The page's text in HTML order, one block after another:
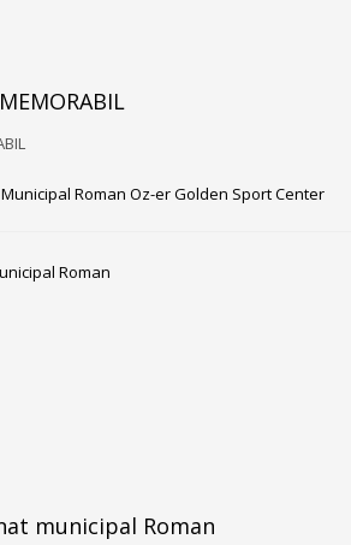
Roman Oz-er Golden Sport Center
municipal Roman